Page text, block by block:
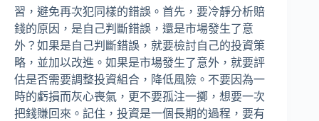
習，避免再次犯同樣的錯誤。首先，要冷靜分析賠
錢的原因，是自己判斷錯誤，還是市場發生了意
外？如果是自己判斷錯誤，就要檢討自己的投資策
略，並加以改進。如果是市場發生了意外，就要評
估是否需要調整投資組合，降低風險。不要因為一
時的虧損而灰心喪氣，更不要孤注一擲，想要一次
把錢賺回來。記住，投資是一個長期的過程，要有